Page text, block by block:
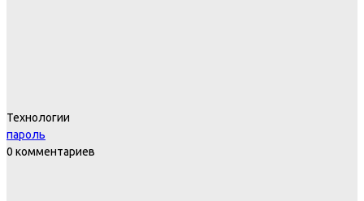
Технологии
пароль
0 комментариев